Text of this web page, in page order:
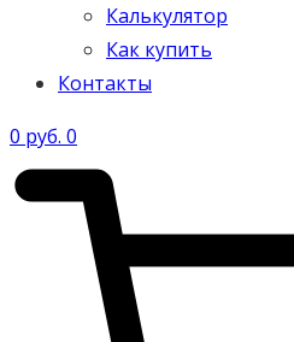
Калькулятор
Как купить
Контакты
0 руб. 0